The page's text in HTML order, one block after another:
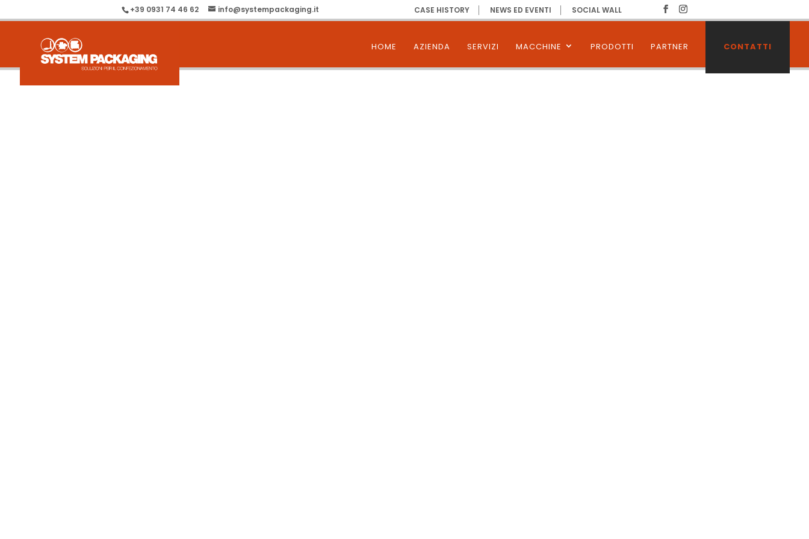
+39 0931 74 46 62 info@systempackaging.it CASE HISTORY NEWS ED EVENTI SOCIAL WALL
HOME AZIENDA SERVIZI MACCHINE PRODOTTI PARTNER CONTATTI